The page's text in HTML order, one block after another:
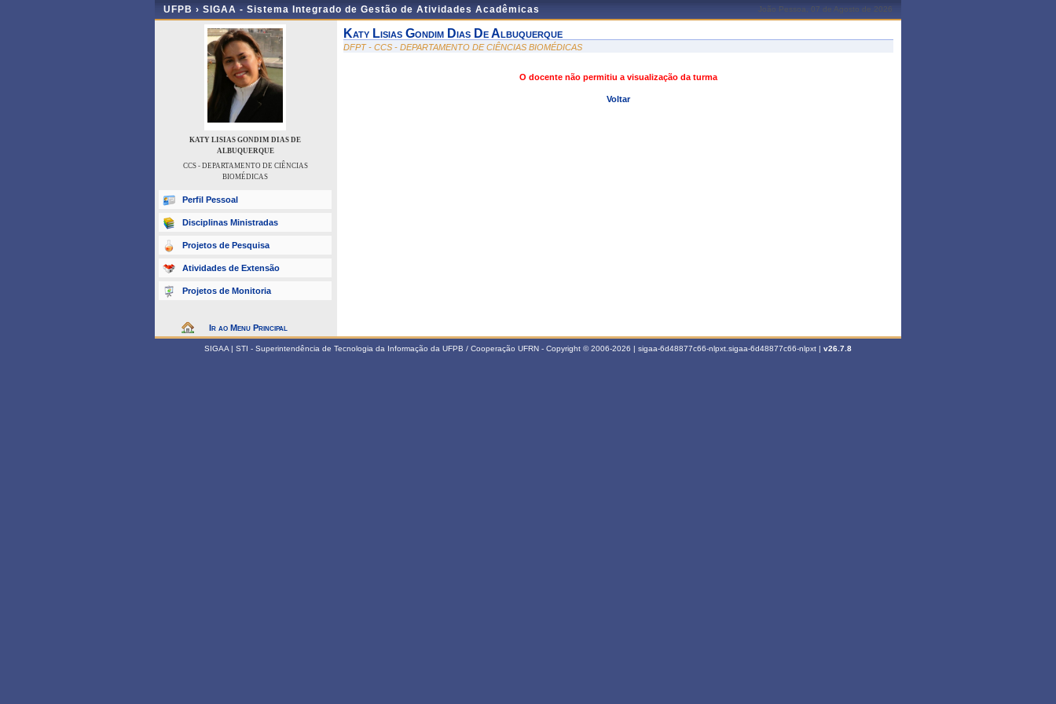
UFPB › SIGAA - Sistema Integrado de Gestão de Atividades Acadêmicas João Pessoa, 07 de Agosto de 2026
KATY LISIAS GONDIM DIAS DE
ALBUQUERQUE
CCS - DEPARTAMENTO DE CIÊNCIAS
BIOMÉDICAS
Perfil Pessoal
Disciplinas Ministradas
Projetos de Pesquisa
Atividades de Extensão
Projetos de Monitoria
Ir ao Menu Principal
Katy Lisias Gondim Dias De Albuquerque
DFPT - CCS - DEPARTAMENTO DE CIÊNCIAS BIOMÉDICAS
O docente não permitiu a visualização da turma
Voltar
SIGAA | STI - Superintendência de Tecnologia da Informação da UFPB / Cooperação UFRN - Copyright © 2006-2026 | sigaa-6d48877c66-nlpxt.sigaa-6d48877c66-nlpxt | v26.7.8